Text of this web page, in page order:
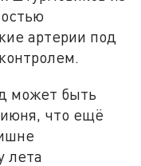
артерии под
может быть
что ещё
лета